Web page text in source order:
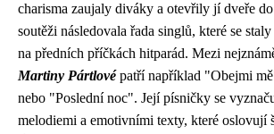
charisma zaujaly diváky a otevřily jí dveře
soutěži následovala řada singlů, které se
na předních příčkách hitparád. Mezi
Martiny Pártlovépatří například "Obejmi
nebo "Poslední noc". Její písničky se
melodiemi a emotivními texty, které oslovují